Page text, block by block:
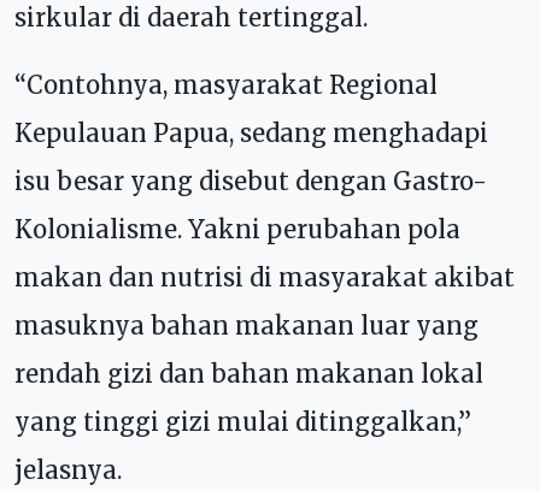
sirkular di daerah tertinggal.
“Contohnya, masyarakat Regional
Kepulauan Papua, sedang menghadapi
isu besar yang disebut dengan Gastro-
Kolonialisme. Yakni perubahan pola
makan dan nutrisi di masyarakat akibat
masuknya bahan makanan luar yang
rendah gizi dan bahan makanan lokal
yang tinggi gizi mulai ditinggalkan,’’
jelasnya.